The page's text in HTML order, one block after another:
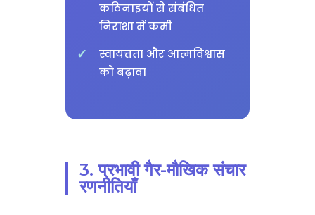
कठिनाइयों से संबंधित
निराशा में कमी
स्वायत्तता और आत्मविश्वास
को बढ़ावा
3. प्रभावी गैर-मौखिक संचार
रणनीतियाँ